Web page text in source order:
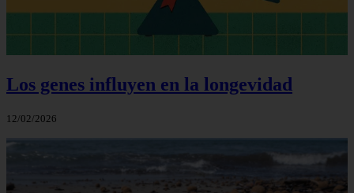
Los genes influyen en la longevidad
12/02/2026